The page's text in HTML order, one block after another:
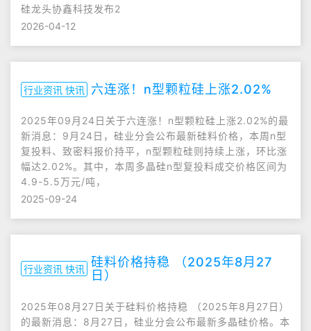
硅龙头协鑫科技发布2
2026-04-12
行业资讯 快讯 六连涨！n型颗粒硅上涨2.02%
2025年09月24日关于六连涨！n型颗粒硅上涨2.02%的最
新消息：9月24日，硅业分会公布最新硅料价格，本周n型
复投料、致密料报价持平，n型颗粒硅则持续上涨，环比涨
幅达2.02%。其中，本周多晶硅n型复投料成交价格区间为
4.9-5.5万元/吨，
2025-09-24
行业资讯 快讯 硅料价格持稳 （2025年8月27
日）
2025年08月27日关于硅料价格持稳 （2025年8月27日）
的最新消息：8月27日，硅业分会公布最新多晶硅价格。本